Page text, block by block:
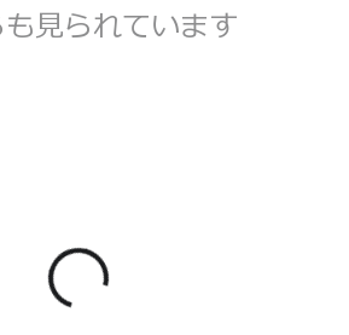
見られています